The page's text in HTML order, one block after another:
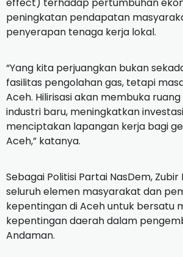
effect) terhadap pertumbuhan
peningkatan pendapatan
penyerapan tenaga kerja lokal.
“Yang kita perjuangkan bukan
fasilitas pengolahan gas, tetapi
Aceh. Hilirisasi akan membuka
industri baru, meningkatkan
menciptakan lapangan kerja bagi
Aceh,” katanya.
Sebagai Politisi Partai NasDem,
seluruh elemen masyarakat dan
kepentingan di Aceh untuk bersatu
kepentingan daerah dalam
Andaman.